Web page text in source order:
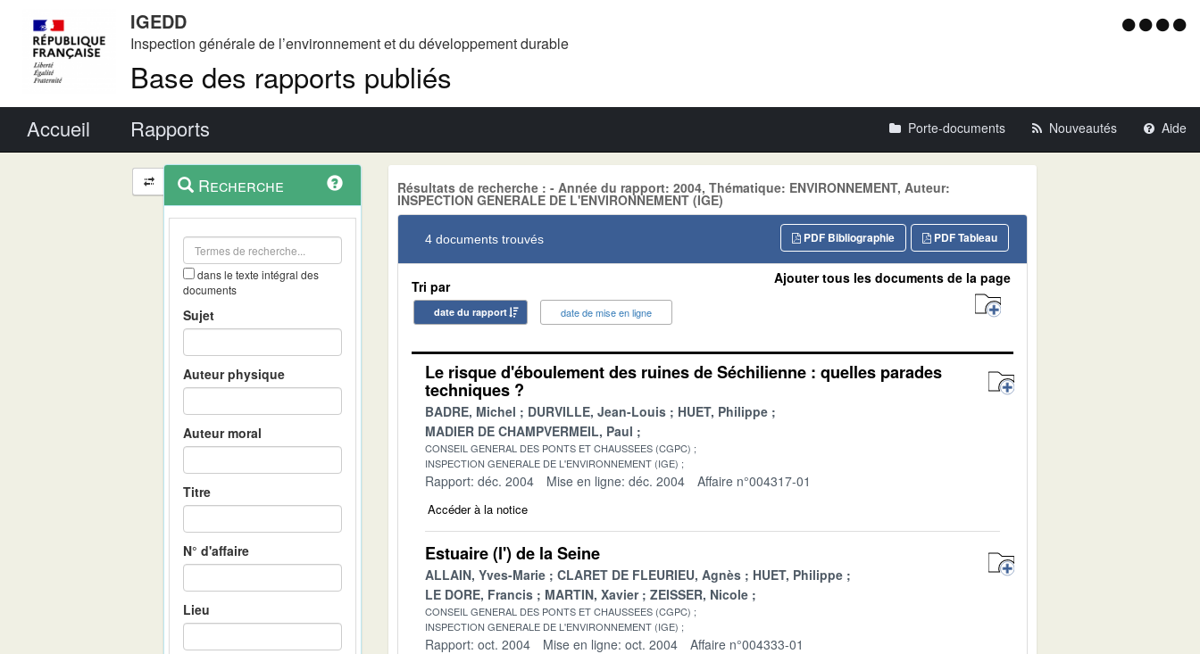
IGEDD
Inspection générale de l’environnement et du développement durable
Base des rapports publiés
Menu
Accueil Rapports Porte-documents Nouveautés Aide
Navigation
et
outils
contextuel
Recherche
dans le texte intégral des
documents
Sujet
Auteur physique
Auteur moral
Titre
N° d'affaire
Lieu
Résultats de recherche : - Année du rapport: 2004, Thématique: ENVIRONNEMENT, Auteur:
INSPECTION GENERALE DE L'ENVIRONNEMENT (IGE)
4 documents trouvés PDF Tableau
PDF Bibliographie
Tri par
date du rapport date de mise en ligne
Ajouter tous les documents de la page
Le risque d'éboulement des ruines de Séchilienne : quelles parades
techniques ?
BADRE, Michel DURVILLE, Jean-Louis
HUET, Philippe
MADIER DE CHAMPVERMEIL, Paul
CONSEIL GENERAL DES PONTS ET CHAUSSEES (CGPC)
INSPECTION GENERALE DE L'ENVIRONNEMENT (IGE)
Rapport: déc. 2004 Mise en ligne: déc. 2004 Affaire n°004317-01
Accéder à la notice
Estuaire (l') de la Seine
ALLAIN, Yves-Marie CLARET DE FLEURIEU, Agnès
HUET, Philippe
LE DORE, Francis
MARTIN, Xavier ZEISSER, Nicole
CONSEIL GENERAL DES PONTS ET CHAUSSEES (CGPC)
INSPECTION GENERALE DE L'ENVIRONNEMENT (IGE)
Rapport: oct. 2004 Mise en ligne: oct. 2004 Affaire n°004333-01